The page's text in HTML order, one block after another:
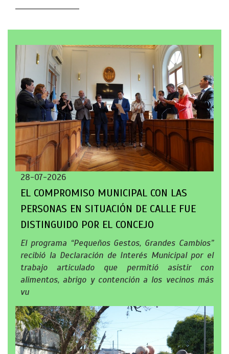
28-07-2026
EL COMPROMISO MUNICIPAL CON LAS
PERSONAS EN SITUACIÓN DE CALLE FUE
DISTINGUIDO POR EL CONCEJO
El programa “Pequeños Gestos, Grandes Cambios”
recibió la Declaración de Interés Municipal por el
trabajo articulado que permitió asistir con
alimentos, abrigo y contención a los vecinos más
vu